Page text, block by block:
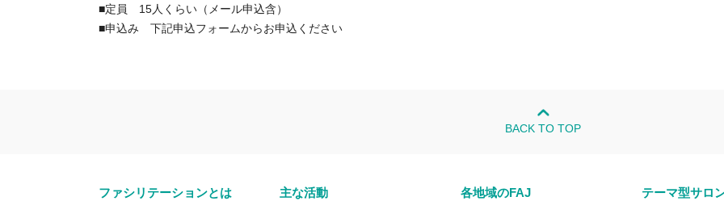
■定員 15人くらい（メール申込含）
■申込み 下記申込フォームからお申込ください
BACK TO TOP
ファシリテーションとは 主な活動 各地域のFAJ テーマ型サロ